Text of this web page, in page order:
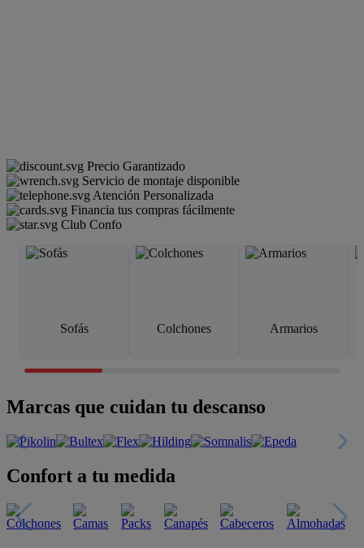
Precio Garantizado
Servicio de montaje disponible
Atención Personalizada
Financia tus compras fácilmente
Club Confo
Sofás Colchones Armarios
Marcas que cuidan tu descanso
Confort a tu medida